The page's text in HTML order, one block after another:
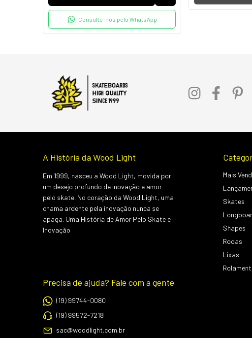
Consulte-nos pelo WhatsApp
A História da Wood Light
Em 1999, nasceu a Wood Light, movida por
um desejo profundo de inovação e amor
pelo skate. No coração da Wood Light, uma
chama ardente pela inovação nunca se
apaga. Uma História de Amor Pelo Skate e
Inovação
Mais
Skates
Shapes
Rodas
Lixas
Precisa de ajuda? Fale com a gente
(19) 99744-0080
(19) 99572-7218
sac@woodlight.com.br